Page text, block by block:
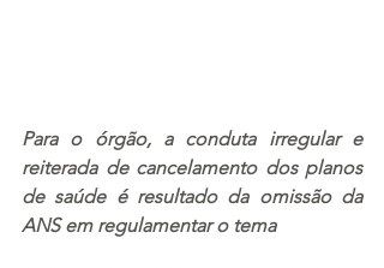
Para o órgão, a conduta irregular e
reiterada de cancelamento dos planos
de saúde é resultado da omissão da
ANS em regulamentar o tema